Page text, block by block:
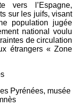
l’Espagne,
sur les juifs, visant
population jugée
national voulu
de circulation
étrangers « Zone
musée